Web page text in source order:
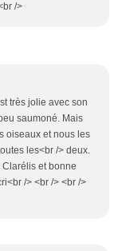
/>
très jolie avec son
saumoné. Mais
oiseaux et nous les
les<br /> deux.
Clarélis et bonne
/> <br /> <br />